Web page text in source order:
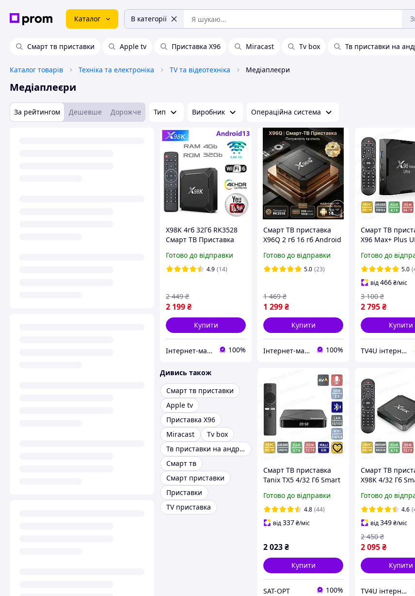
Каталог В категорії
Смарт тв приставки Apple tv Приставка X96 Miracast Tv box Тв приставки на
Каталог товарів Техніка та електроніка TV та відеотехніка Медіаплеєри
Медіаплеєри
За рейтингом Дешевше Дорожче Тип Виробник Операційна система
X98K 4гб 32Гб RK3528
Смарт ТВ Приставка
Телебачення + Фільми
Android smart tv box
Готово до відправки
4.9 (14)
2 199₴
2 449 ₴
Купити
Інтернет-магазин "AMedia" Андроїд Смарт ТБ Приставки, Відеореєстратори, GPS Навігатори, Акумулятори 100%
Смарт ТВ приставка
X96Q 2 гб 16 гб Android
ТБ Фільми Youtube
Застосунки
Готово до відправки
5.0 (23)
1 299₴
1 469 ₴
Купити
Інтернет-магазин "AMedia" Андроїд Смарт ТБ Приставки, Відеореєстратори, GPS Навігатори, Акумулятори 100%
Смарт ТВ
X96 Max+ Plus
Android 11
Готово до
5.0
від466₴/міс
2 795₴
3 100 ₴
Купити
TV4U інтернет-магазин
Дивись також
Смарт тв приставки
Apple tv
Приставка X96
Miracast
Tv box
Тв приставки на андроїд
Смарт тв
Смарт приставки
Приставки
TV приставка
Смарт ТВ приставка
Tanix TX5 4/32 Гб Smart
Готово до відправки
4.8 (44)
від337₴/міс
2 023₴
Купити
SAT-OPT 100%
Смарт ТВ
X98K 4/32 Гб
Готово до
4.6
від349₴/міс
2 095₴
2 450 ₴
Купити
TV4U інтернет-магазин